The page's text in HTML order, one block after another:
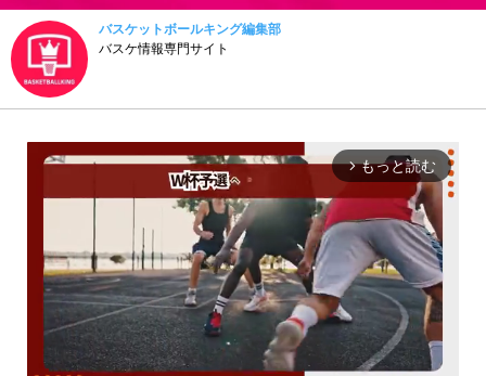
バスケットボールキング編集部
バスケ情報専門サイト
arrow_forward_ios もっと読む